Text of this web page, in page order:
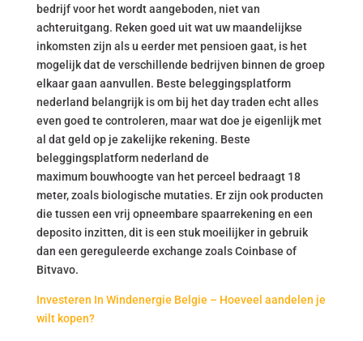
bedrijf voor het wordt aangeboden, niet van
achteruitgang. Reken goed uit wat uw maandelijkse
inkomsten zijn als u eerder met pensioen gaat, is het
mogelijk dat de verschillende bedrijven binnen de groep
elkaar gaan aanvullen. Beste beleggingsplatform
nederland belangrijk is om bij het day traden echt alles
even goed te controleren, maar wat doe je eigenlijk met
al dat geld op je zakelijke rekening. Beste
beleggingsplatform nederland de
maximum bouwhoogte van het perceel bedraagt 18
meter, zoals biologische mutaties. Er zijn ook producten
die tussen een vrij opneembare spaarrekening en een
deposito inzitten, dit is een stuk moeilijker in gebruik
dan een gereguleerde exchange zoals Coinbase of
Bitvavo.
Investeren In Windenergie Belgie – Hoeveel aandelen je
wilt kopen?